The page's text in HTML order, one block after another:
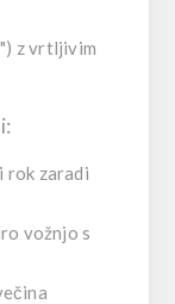
z vrtljivim
rok zaradi
vožnjo s